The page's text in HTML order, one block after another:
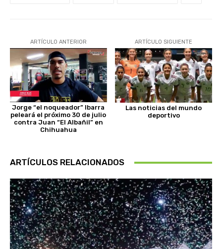
ARTÍCULO ANTERIOR
Jorge “el noqueador” Ibarra
peleará el próximo 30 de julio
contra Juan “El Albañil” en
Chihuahua
ARTÍCULO SIGUIENTE
Las noticias del mundo
deportivo
ARTÍCULOS RELACIONADOS